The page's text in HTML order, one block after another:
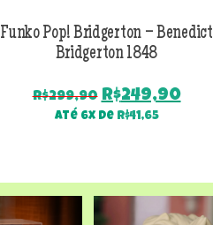
Funko Pop! Bridgerton – Benedict
Bridgerton 1848
R$299,90 O
preço
R$249,90O
Até 6x de R$41,65